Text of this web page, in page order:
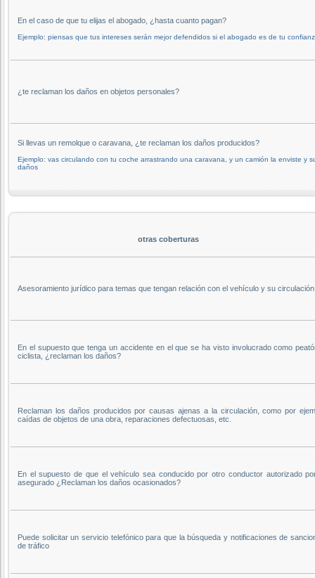
En el caso de que tu elijas el abogado, ¿hasta cuanto pagan?
Ejemplo: piensas que tus intereses serán mejor defendidos si el abogado es de tu
¿te reclaman los daños en objetos personales?
Si llevas un remolque o caravana, ¿te reclaman los daños producidos?
Ejemplo: vas circulando con tu coche arrastrando una caravana, y un camión la enviste y
daños
otras coberturas
Asesoramiento jurídico para temas que tengan relación con el vehículo y su circulación
En el supuesto que tenga un accidente en el que se ha visto involucrado como
ciclista, ¿reclaman los daños?
Reclaman los daños producidos por causas ajenas a la circulación, como por
caídas de objetos de una obra, reparaciones defectuosas, etc.
En el supuesto de que el vehículo sea conducido por otro conductor autorizado
asegurado ¿Reclaman los daños ocasionados?
Puede solicitar un servicio telefónico para que la búsqueda y notificaciones de
de tráfico